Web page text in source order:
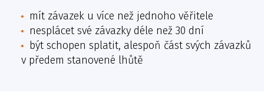
mít závazek u více než jednoho věřitele
nesplácet své závazky déle než 30 dní
být schopen splatit, alespoň část svých závazků
v předem stanovené lhůtě